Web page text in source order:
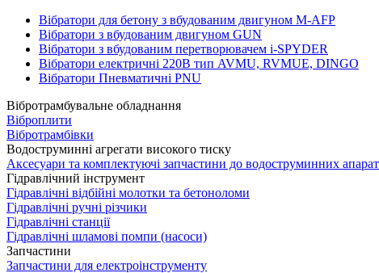
Вібратори для бетону з вбудованим двигуном M-AFP
Вібратори з вбудованим двигуном GUN
Вібратори з вбудованим перетворювачем i-SPYDER
Вібратори електричні 220B тип AVMU, RVMUE, DINGO
Вібратори Пневматичні PNU
Вібротрамбувальне обладнання
Віброплити
Вібротрамбівки
Водоструминні агрегати високого тиску
Аксесуари та комплектуючі запчастини до водоструминних
Гідравлічний інструмент
Гідравлічні відбійні молотки та бетоноломи
Гідравлічні ручні різчики
Гідравлічні станції
Гідравлічні шламові помпи (насоси)
Запчастини
Запчастини для електроінструменту